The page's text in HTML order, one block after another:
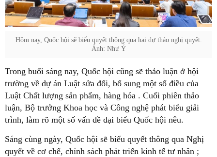
Hôm nay, Quốc hội sẽ biểu quyết thông qua hai dự thảo nghị quyết.
Ảnh: Như Ý
Trong buổi sáng nay, Quốc hội cũng sẽ thảo luận ở hội
trường về dự án Luật sửa đổi, bổ sung một số điều của
Luật Chất lượng sản phẩm, hàng hóa . Cuối phiên thảo
luận, Bộ trưởng Khoa học và Công nghệ phát biểu giải
trình, làm rõ một số vấn đề đại biểu Quốc hội nêu.
Sáng cùng ngày, Quốc hội sẽ biểu quyết thông qua Nghị
quyết về cơ chế, chính sách phát triển kinh tế tư nhân ;